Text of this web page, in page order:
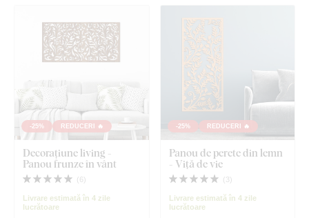
-25% REDUCERI 🔥
Decorațiune living -
Panou frunze în vânt
( 6 )
Livrare estimată în 4 zile
lucrătoare
-25% REDUCERI 🔥
Panou de perete din lemn
- Viță de vie
( 3)
Livrare estimată în 4 zile
lucrătoare